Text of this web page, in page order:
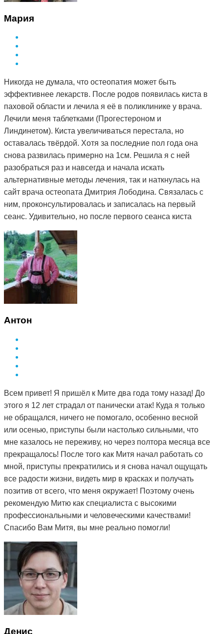
Мария
Никогда не думала, что остеопатия может быть
эффективнее лекарств. После родов появилась киста в
паховой области и лечила я её в поликлинике у врача.
Лечили меня таблетками (Прогестероном и
Линдинетом). Киста увеличиваться перестала, но
оставалась твёрдой. Хотя за последние пол года она
снова развилась примерно на 1см. Решила я с ней
разобраться раз и навсегда и начала искать
альтернативные методы лечения, так и наткнулась на
сайт врача остеопата Дмитрия Лободина. Связалась с
ним, проконсультировалась и записалась на первый
сеанс. Удивительно, но после первого сеанса киста
стала мягкой. Я стала посещать сеансы по назначению
Дмитрия и спустя 3 месяца она полностью рассосалась.
Как это работает, вообще не понимаю. То чего
лекарства не смогли седлать за полтора года, смог
сделать Дмитрий и за такой небольшой срок. Врач в
поликлинике сказал, что мне просто повезло и я на
опытного специалиста наткнулась. А ещё говорят, что
Антон
Всем привет! Я пришёл к Мите два года тому назад! До
этого я 12 лет страдал от панически атак! Куда я только
не обращался, ничего не помогало, особенно весной
или осенью, приступы были настолько сильными, что
мне казалось не переживу, но через полтора месяца все
прекращалось! После того как Митя начал работать со
мной, приступы прекратились и я снова начал ощущать
все радости жизни, видеть мир в красках и получать
позитив от всего, что меня окружает! Поэтому очень
рекомендую Митю как специалиста с высокими
профессиональными и человеческими качествами!
Спасибо Вам Митя, вы мне реально помогли!
Денис